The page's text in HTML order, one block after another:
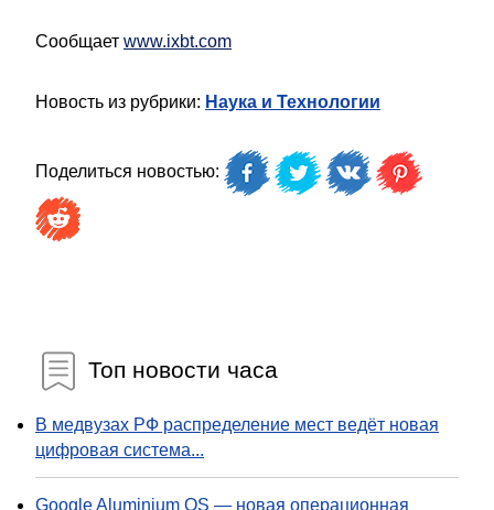
Сообщает www.ixbt.com
Новость из рубрики: Наука и Технологии
Поделиться новостью:
Топ новости часа
В медвузах РФ распределение мест ведёт новая
цифровая система...
Google Aluminium OS — новая операционная